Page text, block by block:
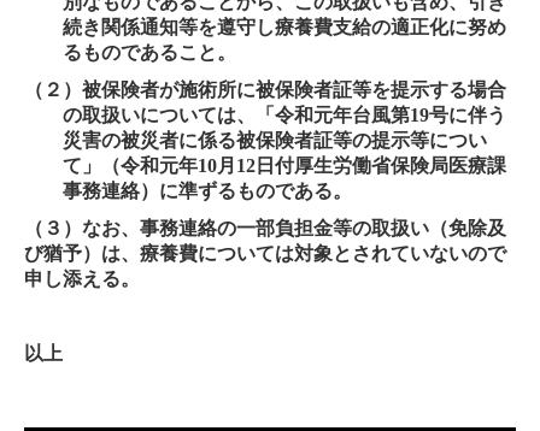
続き関係通知等を遵守し療養費支給の適正化に努め
るものであること。
（２）被保険者が施術所に被保険者証等を提示する場合
の取扱いについては、「令和元年台風第19号に伴う
災害の被災者に係る被保険者証等の提示等につい
て」（令和元年10月 12 日付厚生労働省保険局医療課
事務連絡）に準ずるものである。
（３）なお、事務連絡の一部負担金等の取扱い（免除及
び猶予）は、療養費については対象とされていないので
申し添える。
以上